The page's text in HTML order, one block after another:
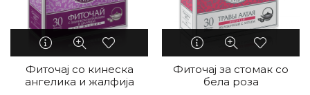
Фиточај со кинеска
ангелика и жалфија
Фиточај за стомак со
бела роза